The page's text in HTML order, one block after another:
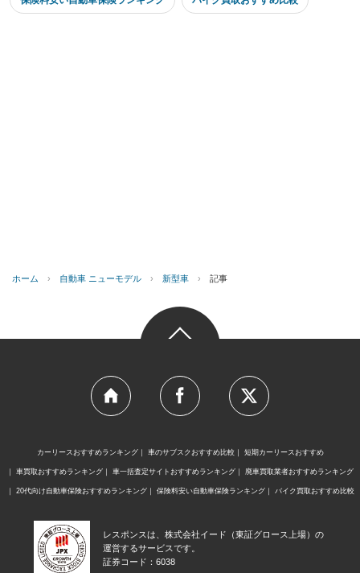
ホーム › 自動車 ニューモデル › 新型車 › 記事
カーリースおすすめランキング 車のサブスクおすすめ比較 短期カーリースおすすめ
車買取おすすめランキング 車一括査定サイトおすすめランキング 廃車買取業者おすすめランキング
20代向け自動車保険おすすめランキング 保険料安い自動車保険ランキング バイク買取おすすめ比較
レスポンスは、株式会社イード（東証グロース上場）の
運営するサービスです。
証券コード：6038